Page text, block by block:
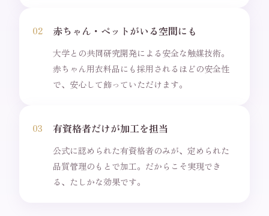
02 赤ちゃん・ペットがいる空間にも
大学との共同研究開発による安全な触媒技術。
赤ちゃん用衣料品にも採用されるほどの安全性
で、安心して飾っていただけます。
03 有資格者だけが加工を担当
公式に認められた有資格者のみが、定められた
品質管理のもとで加工。だからこそ実現でき
る、たしかな効果です。